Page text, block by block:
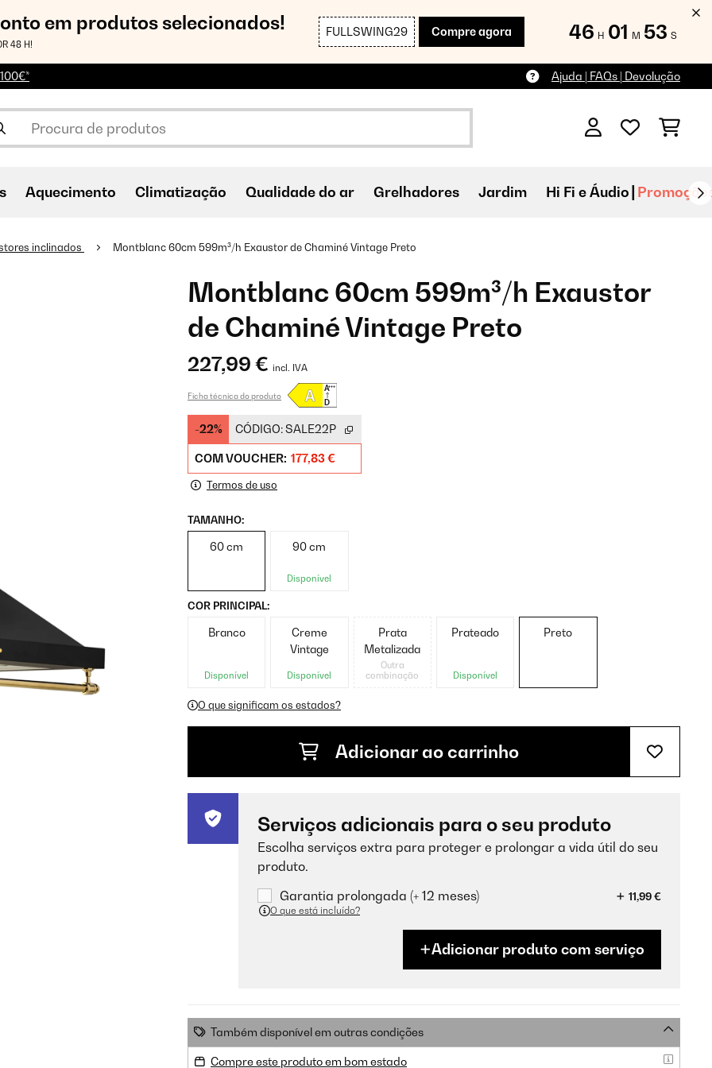
em produtos selecionados!
48 H!
FULLSWING29 Compre agora 46 H 01 M 51 S
Ajuda | FAQs | Devolução
Aquecimento Climatização Qualidade do ar Grelhadores Jardim Hi Fi e Áudio
inclinados Montblanc 60cm 599m³/h Exaustor de Chaminé Vintage Preto
Montblanc 60cm 599m³/h Exaustor
de Chaminé Vintage Preto
227,99 € incl. IVA
Ficha técnica do produto
-22% CÓDIGO:SALE22P
COM VOUCHER: 177,83 €
Termos de uso
TAMANHO:
60 cm 90 cm
Disponível
COR PRINCIPAL:
Branco
Disponível
Creme
Vintage
Disponível
Prata
Metalizada
Outra
combinação
Prateado
Disponível
Preto
O que significam os estados?
Adicionar ao carrinho
Serviços adicionais para o seu produto
Escolha serviços extra para proteger e prolongar a vida útil do seu
produto.
Garantia prolongada (+ 12 meses)
11,99 €
O que está incluído?
Adicionar produto com serviço
Também disponível em outras condições
Compre este produto em bom estado